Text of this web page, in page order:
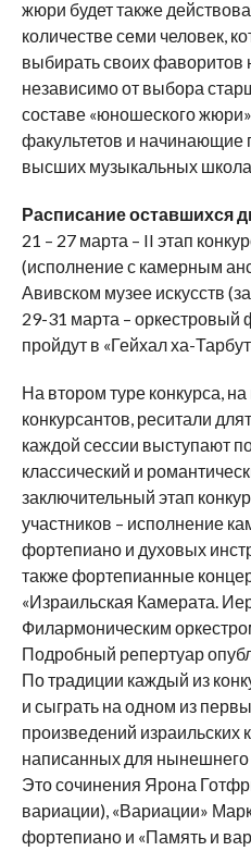
жюри будет также
количестве семи человек,
выбирать своих фаворитов
независимо от выбора
составе «юношеского
факультетов и
высших музыкальных
Расписание оставшихся
21 – 27 марта – II этап
(исполнение с камерным
Авивском музее искусств
29-31 марта – оркестровый
пройдут в «Гейхал ха-
На втором туре конкурса,
конкурсантов, реситали
каждой сессии выступают
классический и
заключительный этап
участников – исполнение
фортепиано и духовых
также фортепианные
«Израильская Камерата.
Филармоническим
Подробный репертуар
По традиции каждый из
и сыграть на одном из
произведений израильских
написанных для нынешнего
Это сочинения Ярона
вариации), «Вариации»
фортепиано и «Память и